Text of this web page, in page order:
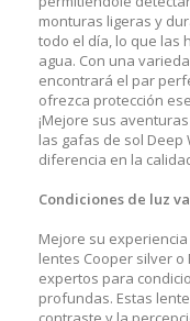
monturas ligeras y
todo el día, lo que las
agua. Con una
encontrará el par
ofrezca protección
¡Mejore sus
las gafas de sol Deep
diferencia en la
Condiciones de luz
Mejore su
lentes Cooper silver o
expertos para
profundas. Estas